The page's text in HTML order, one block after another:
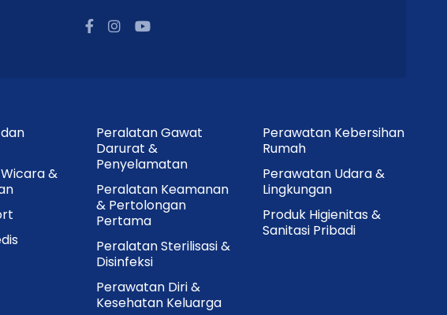
&
Peralatan Gawat
Darurat &
Penyelamatan
Peralatan Keamanan
& Pertolongan
Pertama
Peralatan Sterilisasi &
Disinfeksi
Perawatan Diri &
Kesehatan Keluarga
Perawatan Kebersihan
Rumah
Perawatan Udara &
Lingkungan
Produk Higienitas &
Sanitasi Pribadi